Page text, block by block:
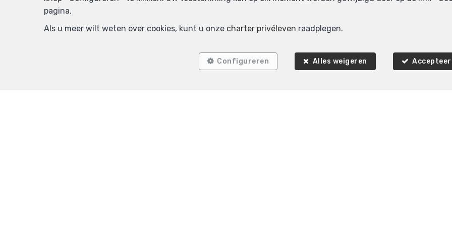
pagina.
Als u meer wilt weten over cookies, kunt u onze charter privéleven raadplegen.
Configureren Alles weigeren